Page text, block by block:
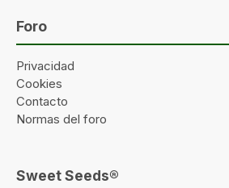
Foro
Privacidad
Cookies
Contacto
Normas del foro
Sweet Seeds®